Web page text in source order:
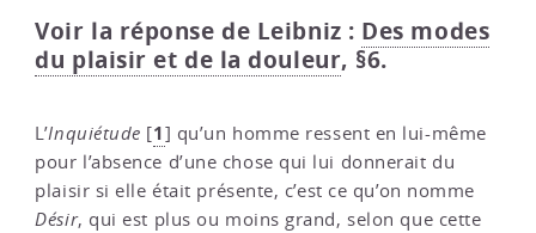
Voir la réponse de Leibniz : Des modes
du plaisir et de la douleur, §6.
L’Inquiétude [1] qu’un homme ressent en lui-même
pour l’absence d’une chose qui lui donnerait du
plaisir si elle était présente, c’est ce qu’on nomme
Désir, qui est plus ou moins grand, selon que cette